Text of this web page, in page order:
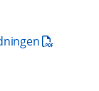
pdf, 467.8